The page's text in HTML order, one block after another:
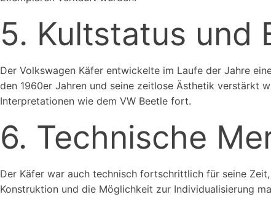
5. Kultstatus und
Der Volkswagen Käfer entwickelte im Laufe der Jahre
den 1960er Jahren und seine zeitlose Ästhetik verstärkt
Interpretationen wie dem VW Beetle fort.
6. Technische
Der Käfer war auch technisch fortschrittlich für seine
Konstruktion und die Möglichkeit zur Individualisierung